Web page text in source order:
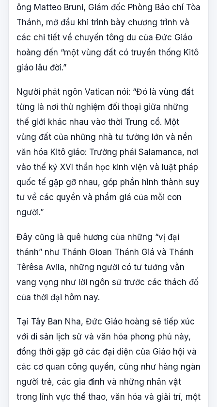
ông Matteo Bruni, Giám đốc Phòng Báo chí Tòa
Thánh, mở đầu khi trình bày chương trình và
các chi tiết về chuyến tông du của Đức Giáo
hoàng đến “một vùng đất có truyền thống Kitô
giáo lâu đời.”
Người phát ngôn Vatican nói: “Đó là vùng đất
từng là nơi thử nghiệm đối thoại giữa những
thế giới khác nhau vào thời Trung cổ. Một
vùng đất của những nhà tư tưởng lớn và nền
văn hóa Kitô giáo: Trường phái Salamanca, nơi
vào thế kỷ XVI thần học kinh viện và luật pháp
quốc tế gặp gỡ nhau, góp phần hình thành suy
tư về các quyền và phẩm giá của mỗi con
người.”
Đây cũng là quê hương của những “vị đại
thánh” như Thánh Gioan Thánh Giá và Thánh
Têrêsa Avila, những người có tư tưởng vẫn
vang vọng như lời ngôn sứ trước các thách đố
của thời đại hôm nay.
Tại Tây Ban Nha, Đức Giáo hoàng sẽ tiếp xúc
với di sản lịch sử và văn hóa phong phú này,
đồng thời gặp gỡ các đại diện của Giáo hội và
các cơ quan công quyền, cũng như hàng ngàn
người trẻ, các gia đình và những nhân vật
trong lĩnh vực thể thao, văn hóa và giải trí, một